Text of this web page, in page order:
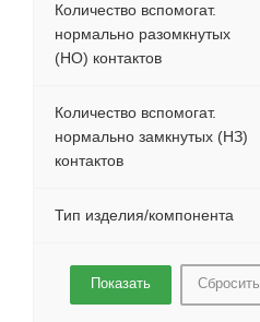
Количество вспомогат.
нормально разомкнутых
(НО) контактов
Количество вспомогат.
нормально замкнутых (НЗ)
контактов
Тип изделия/компонента
Сбросить